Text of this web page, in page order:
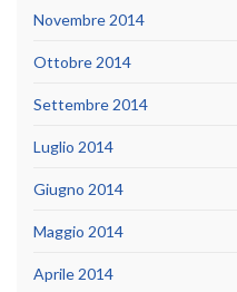
Novembre 2014
Ottobre 2014
Settembre 2014
Luglio 2014
Giugno 2014
Maggio 2014
Aprile 2014